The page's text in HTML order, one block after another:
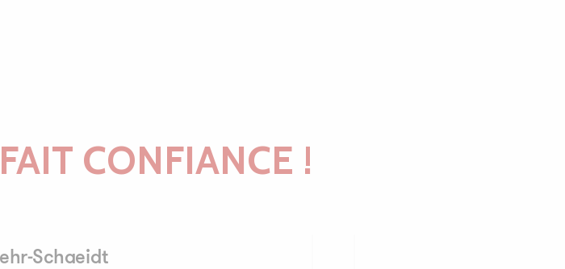
CONFIANCE !
Schaeidt